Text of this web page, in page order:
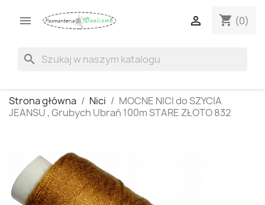
 shopping_cart (0)

search
Strona główna Nici
MOCNE NICI do SZYCIA
JEANSU , Grubych Ubrań 100m STARE ZŁOTO 832